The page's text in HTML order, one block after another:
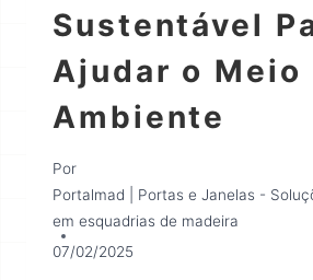
Sustentável
Ajudar o Meio
Ambiente
Por
Portalmad | Portas e Janelas -
em esquadrias de madeira
07/02/2025